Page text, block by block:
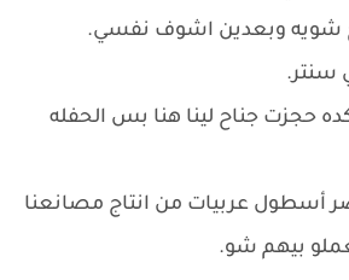
شويه وبعدين اشوف نفسي.
سنتر.
حجزت جناح لينا هنا بس الحفله
أسطول عربيات من انتاج مصانعنا
بيهم شو.